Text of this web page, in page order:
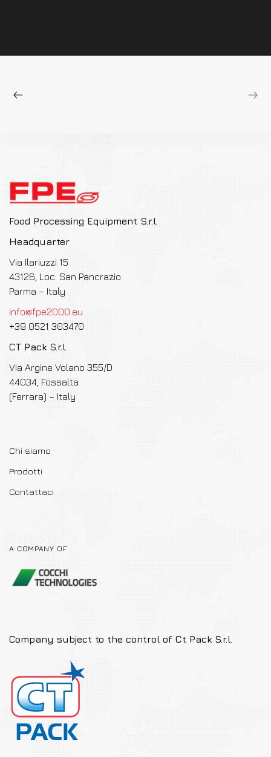
Food Processing Equipment S.r.l.
Headquarter
Via Ilariuzzi 15
43126, Loc. San Pancrazio
Parma – Italy
info@fpe2000.eu
+39 0521 303470
CT Pack S.r.l.
Via Argine Volano 355/D
44034, Fossalta
(Ferrara) – Italy
Chi siamo
Prodotti
Contattaci
A COMPANY OF
Company subject to the control of Ct Pack S.r.l.